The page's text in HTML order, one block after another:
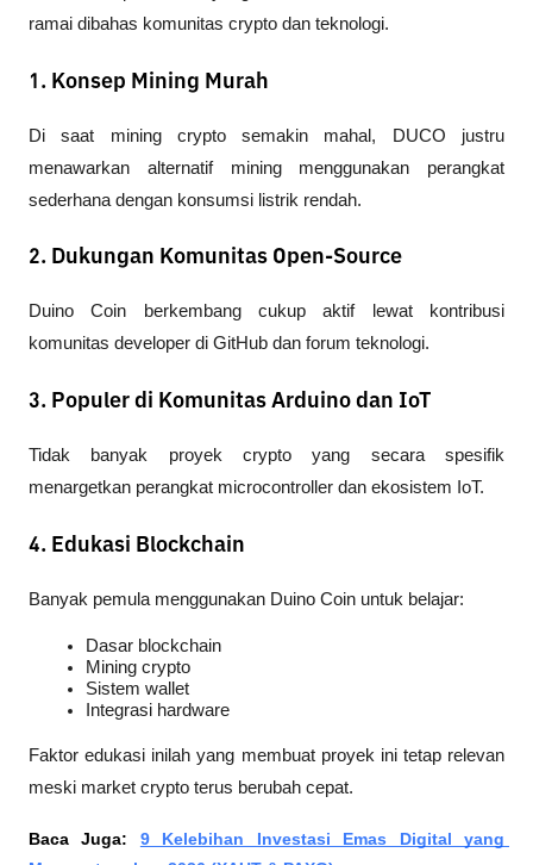
ramai dibahas komunitas crypto dan teknologi.
1. Konsep Mining Murah
Di saat mining crypto semakin mahal, DUCO justru
menawarkan alternatif mining menggunakan perangkat
sederhana dengan konsumsi listrik rendah.
2. Dukungan Komunitas Open-Source
Duino Coin berkembang cukup aktif lewat kontribusi
komunitas developer di GitHub dan forum teknologi.
3. Populer di Komunitas Arduino dan IoT
Tidak banyak proyek crypto yang secara spesifik
menargetkan perangkat microcontroller dan ekosistem IoT.
4. Edukasi Blockchain
Banyak pemula menggunakan Duino Coin untuk belajar:
Dasar blockchain
Mining crypto
Sistem wallet
Integrasi hardware
Faktor edukasi inilah yang membuat proyek ini tetap relevan
meski market crypto terus berubah cepat.
Baca Juga: 9 Kelebihan Investasi Emas Digital yang